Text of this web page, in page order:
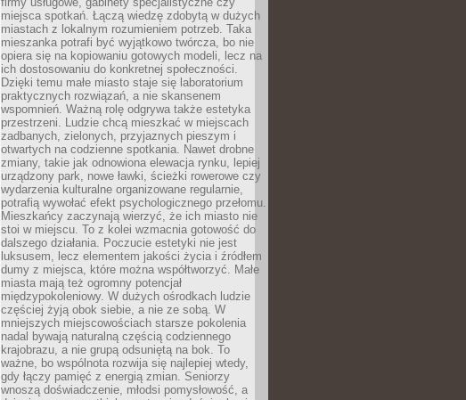
miejsca spotkań. Łączą wiedzę zdobytą w dużych
miastach z lokalnym rozumieniem potrzeb. Taka
mieszanka potrafi być wyjątkowo twórcza, bo nie
opiera się na kopiowaniu gotowych modeli, lecz na
ich dostosowaniu do konkretnej społeczności.
Dzięki temu małe miasto staje się laboratorium
praktycznych rozwiązań, a nie skansenem
wspomnień. Ważną rolę odgrywa także estetyka
przestrzeni. Ludzie chcą mieszkać w miejscach
zadbanych, zielonych, przyjaznych pieszym i
otwartych na codzienne spotkania. Nawet drobne
zmiany, takie jak odnowiona elewacja rynku, lepiej
urządzony park, nowe ławki, ścieżki rowerowe czy
wydarzenia kulturalne organizowane regularnie,
potrafią wywołać efekt psychologicznego przełomu.
Mieszkańcy zaczynają wierzyć, że ich miasto nie
stoi w miejscu. To z kolei wzmacnia gotowość do
dalszego działania. Poczucie estetyki nie jest
luksusem, lecz elementem jakości życia i źródłem
dumy z miejsca, które można współtworzyć. Małe
miasta mają też ogromny potencjał
międzypokoleniowy. W dużych ośrodkach ludzie
częściej żyją obok siebie, a nie ze sobą. W
mniejszych miejscowościach starsze pokolenia
nadal bywają naturalną częścią codziennego
krajobrazu, a nie grupą odsuniętą na bok. To
ważne, bo wspólnota rozwija się najlepiej wtedy,
gdy łączy pamięć z energią zmian. Seniorzy
wnoszą doświadczenie, młodsi pomysłowość, a